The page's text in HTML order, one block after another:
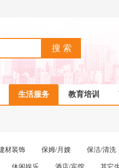
生活服务 教育培训
材装饰 保姆/月嫂 保洁/清洗